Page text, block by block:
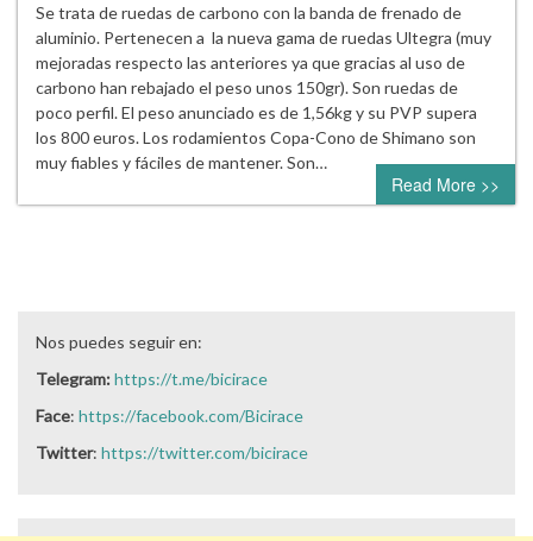
Se trata de ruedas de carbono con la banda de frenado de
aluminio. Pertenecen a la nueva gama de ruedas Ultegra (muy
mejoradas respecto las anteriores ya que gracias al uso de
carbono han rebajado el peso unos 150gr). Son ruedas de
poco perfil. El peso anunciado es de 1,56kg y su PVP supera
los 800 euros. Los rodamientos Copa-Cono de Shimano son
muy fiables y fáciles de mantener. Son…
Read More >>
Nos puedes seguir en:
Telegram:https://t.me/bicirace
Face: https://facebook.com/Bicirace
Twitter: https://twitter.com/bicirace